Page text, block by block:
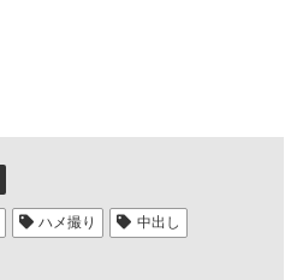
ハメ撮り
中出し